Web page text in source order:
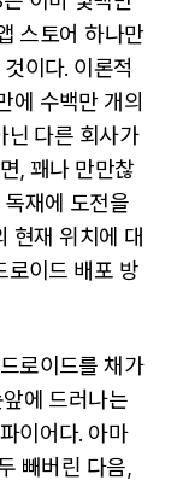
스토어 하나만
이다. 이론적
에 수백만 개의
닌 다른 회사가
, 꽤나 만만찮
재에 도전을
현재 위치에 대
로이드 배포 방
로이드를 채가
에 드러나는
이어다. 아마
빼버린 다음,